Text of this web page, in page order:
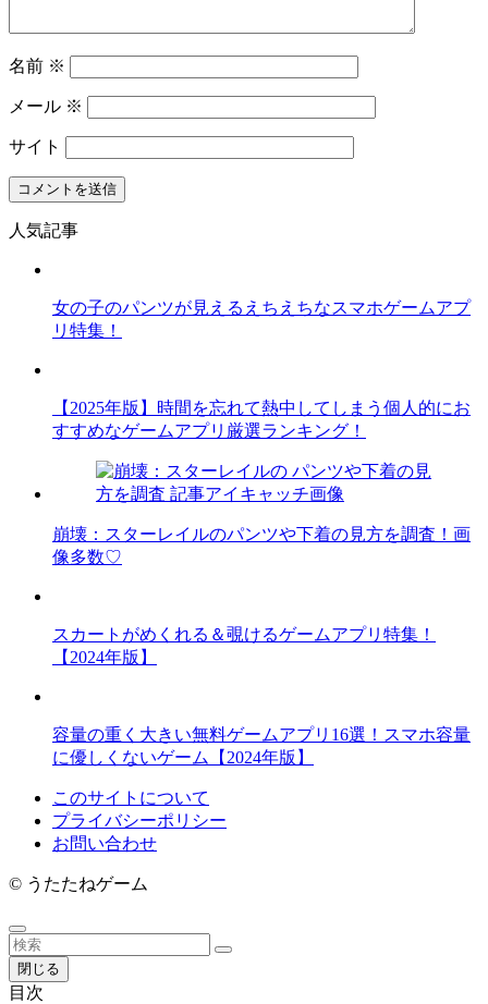
名前 ※
メール ※
サイト
人気記事
女の子のパンツが見えるえちえちなスマホゲームアプ
リ特集！
【2025年版】時間を忘れて熱中してしまう個人的にお
すすめなゲームアプリ厳選ランキング！
崩壊：スターレイルのパンツや下着の見方を調査！画
像多数♡
スカートがめくれる＆覗けるゲームアプリ特集！
【2024年版】
容量の重く大きい無料ゲームアプリ16選！スマホ容量
に優しくないゲーム【2024年版】
このサイトについて
プライバシーポリシー
お問い合わせ
© うたたねゲーム
閉じる
目次